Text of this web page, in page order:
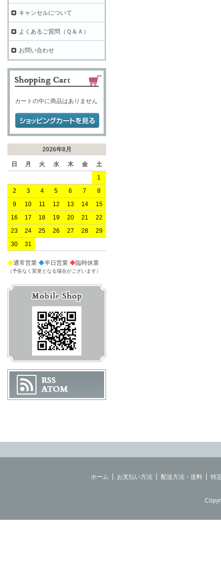
キャンセルについて
よくあるご質問（Ｑ＆Ａ）
お問い合わせ
カートの中に商品はありません
2026年8月
日 月 火 水 木 金
土
1
2
3 4 5 6 7
8
9
10 11 12 13 14
15
16
17 18 19 20 21
22
23
24 25 26 27 28
29
30
31
◆通常営業 ◆半日営業 ◆臨時休業
（予告なく変更となる場合がございます）
ホーム お支払い方法 配送方法・送料 特